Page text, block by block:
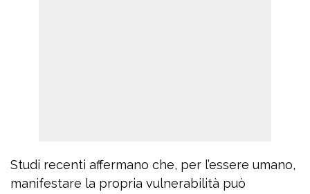
Studi recenti affermano che, per l’essere umano,
manifestare la propria vulnerabilità può